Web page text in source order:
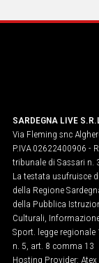
SARDEGNA LIVE
Via Fleming snc
P.IVA 02622400906 -
tribunale di Sassari n.
La testata usufruisce
della Regione
della Pubblica
Culturali,
Sport. legge regionale
n. 5, art. 8 comma 13
Hosting Provider: